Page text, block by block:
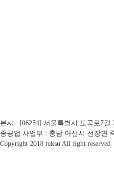
본사 : [06254] 서울특별시 도곡로7길
중공업 사업부 : 충남 아산시 선장면
Copyright 2018 tuksu All right reserved